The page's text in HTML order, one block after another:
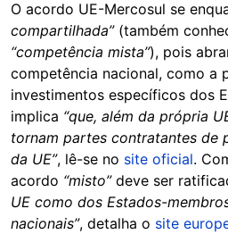
O acordo UE-Mercosul se
compartilhada”(também
“competência mista”), pois
competência nacional, como a
investimentos específicos dos
implica “que, além da própria
tornam partes contratantes de
da UE”, lê-se no site oficial.
acordo “misto”deve ser
UE como dos Estados-
nacionais”, detalha o site